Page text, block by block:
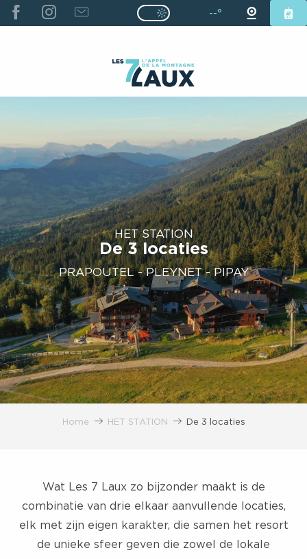
ALLER
AU
Page D’accueil Actuelle Été :
Page D’accueil Actuelle
--°
HET STATION
De 3 locaties
PRAPOUTEL - PLEYNET - PIPAY
Home HET STATION De 3 locaties
Wat Les 7 Laux zo bijzonder maakt is de
combinatie van drie elkaar aanvullende locaties,
elk met zijn eigen karakter, die samen het resort
de unieke sfeer geven die zowel de lokale